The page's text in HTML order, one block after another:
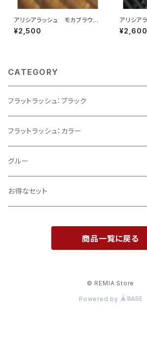
アリシアラッシュ モカブラウン
DカールMIX
¥2,500
アリシア
mm
¥2,600
CATEGORY
フラットラッシュ：ブラック
Cカール
CCカール
Jカール
フラットラッシュ：カラー
ブラウン
モカブラウン
グルー
お得なセット
開業支援セット
商品一覧に戻る
© REMIA Store
Powered by